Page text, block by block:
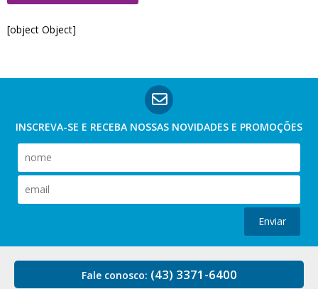
[object Object]
INSCREVA-SE E RECEBA NOSSAS NOVIDADES E PROMOÇÕES
Enviar
Fale conosco: (43) 3371-6400